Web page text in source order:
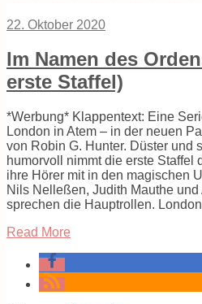
22. Oktober 2020
Im Namen des
erste Staffel)
*Werbung* Klappentext: Eine
London in Atem – in der neuen
von Robin G. Hunter. Düster und
humorvoll nimmt die erste Staffel
ihre Hörer mit in den magischen
Nils Nelleßen, Judith Mauthe
sprechen die Hauptrollen.
Read More